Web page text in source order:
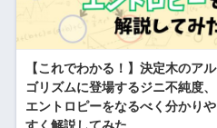
【これでわかる！】決定木のアル
ゴリズムに登場するジニ不純度、
エントロピーをなるべく分かりや